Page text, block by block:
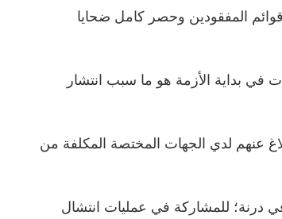
المفقودين وحصر كامل ضحايا
في بداية الأزمة هو ما سبب انتشار
عنهم لدي الجهات المختصة المكلفة من
الأرض في درنة؛ للمشاركة في عمليات انتشال